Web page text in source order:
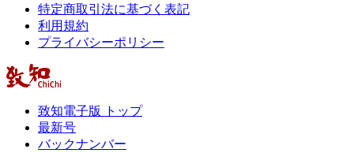
特定商取引法に基づく表記
利用規約
プライバシーポリシー
致知電子版 トップ
最新号
バックナンバー